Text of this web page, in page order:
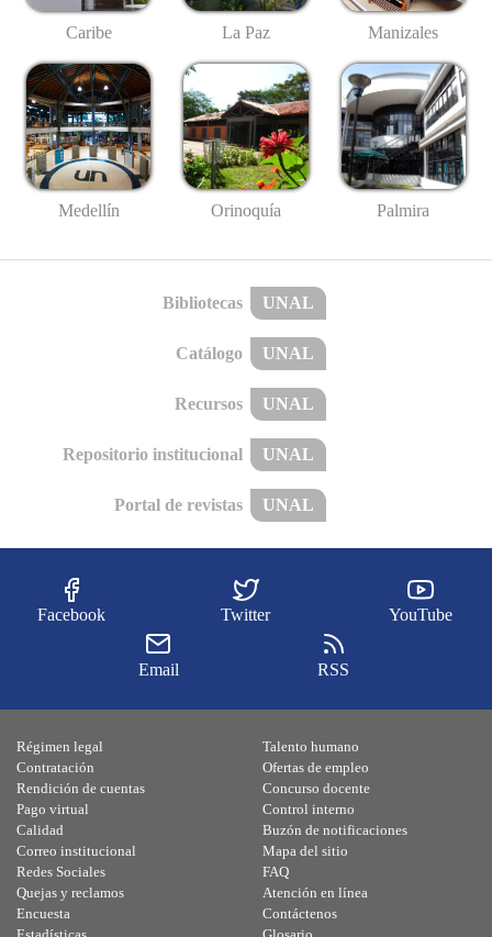
Caribe La Paz Manizales
Medellín Orinoquía Palmira
Bibliotecas UNAL
Catálogo UNAL
Recursos UNAL
Repositorio institucional UNAL
Portal de revistas UNAL
Facebook Twitter YouTube
Email RSS
Régimen legal
Contratación
Rendición de cuentas
Pago virtual
Calidad
Talento humano
Ofertas de empleo
Concurso docente
Control interno
Buzón de notificaciones
Correo institucional
Redes Sociales
Quejas y reclamos
Encuesta
Mapa del sitio
FAQ
Atención en línea
Contáctenos